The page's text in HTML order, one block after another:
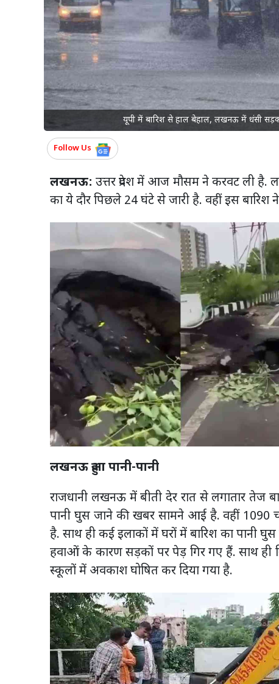
यूपी में बारिश से हाल बेहाल, लखनऊ में धंसी
Follow Us
लखनऊ:उत्तर प्रदेश में आज मौसम ने करवट ली है.
का ये दौर पिछले 24 घंटे से जारी है. वहीं इस बारिश
लखनऊ हुआ पानी-पानी
राजधानी लखनऊ में बीती देर रात से लगातार तेज
पानी घुस जाने की खबर सामने आई है. वहीं
है. साथ ही कई इलाकों में घरों में बारिश का पानी
हवाओं के कारण सड़कों पर पेड़ गिर गए हैं. साथ ही
स्कूलों में अवकाश घोषित कर दिया गया है.